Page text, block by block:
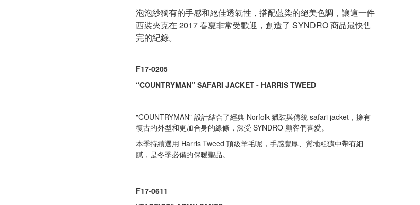
泡泡紗獨有的手感和絕佳透氣性，搭配藍染的絕美色調，讓這一件
西裝夾克在 2017 春夏非常受歡迎，創造了 SYNDRO 商品最快售
完的紀錄。
F17-0205
“COUNTRYMAN” SAFARI JACKET - HARRIS TWEED
"COUNTRYMAN" 設計結合了經典 Norfolk 獵裝與傳統 safari jacket，擁有
復古的外型和更加合身的線條，深受 SYNDRO 顧客們喜愛。
本季持續選用 Harris Tweed 頂級羊毛呢，手感豐厚、質地粗獷中帶有細
膩，是冬季必備的保暖聖品。
F17-0611